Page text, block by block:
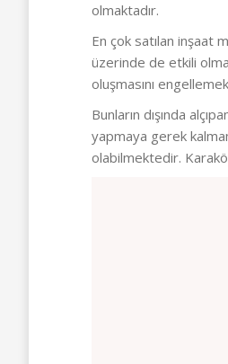
olmaktadır.
En çok satılan inşaat
üzerinde de etkili
oluşmasını
Bunların dışında
yapmaya gerek
olabilmektedir.